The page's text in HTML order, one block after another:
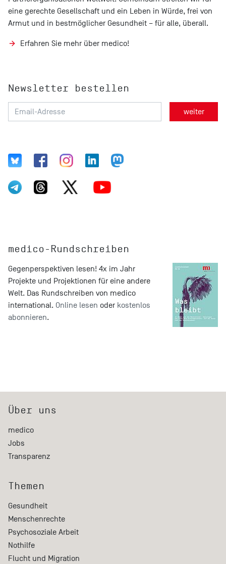
eine gerechte Gesellschaft und ein Leben in Würde, frei von
Armut und in bestmöglicher Gesundheit – für alle, überall.
Erfahren Sie mehr über medico!
Newsletter bestellen
medico-Rundschreiben
Gegenperspektiven lesen! 4x im Jahr
Projekte und Projektionen für eine andere
Welt. Das Rundschreiben von medico
international. Online lesen oder kostenlos
abonnieren.
Über uns
medico
Jobs
Transparenz
Themen
Gesundheit
Menschenrechte
Psychosoziale Arbeit
Nothilfe
Flucht und Migration